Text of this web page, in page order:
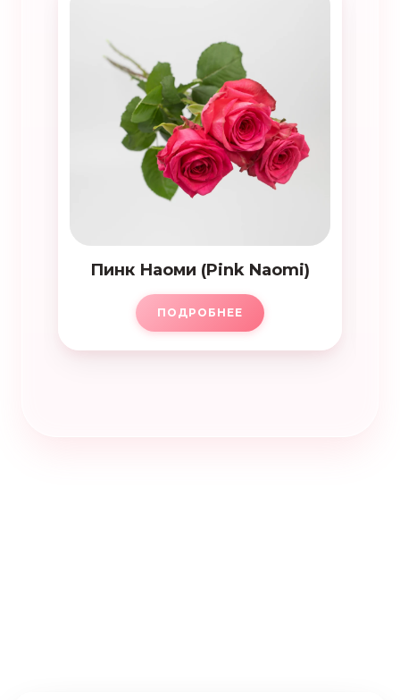
Пинк Наоми (Pink Naomi)
ПОДРОБНЕЕ